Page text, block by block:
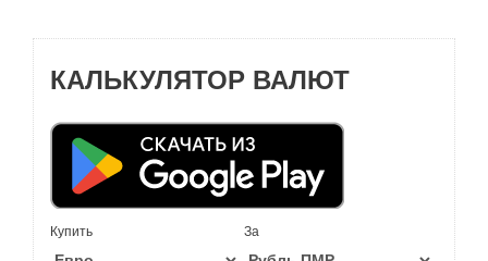
КАЛЬКУЛЯТОР ВАЛЮТ
Купить За